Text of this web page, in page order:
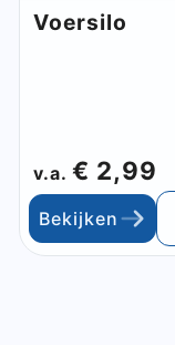
Voersilo
v.a. € 2,99
Bekijken